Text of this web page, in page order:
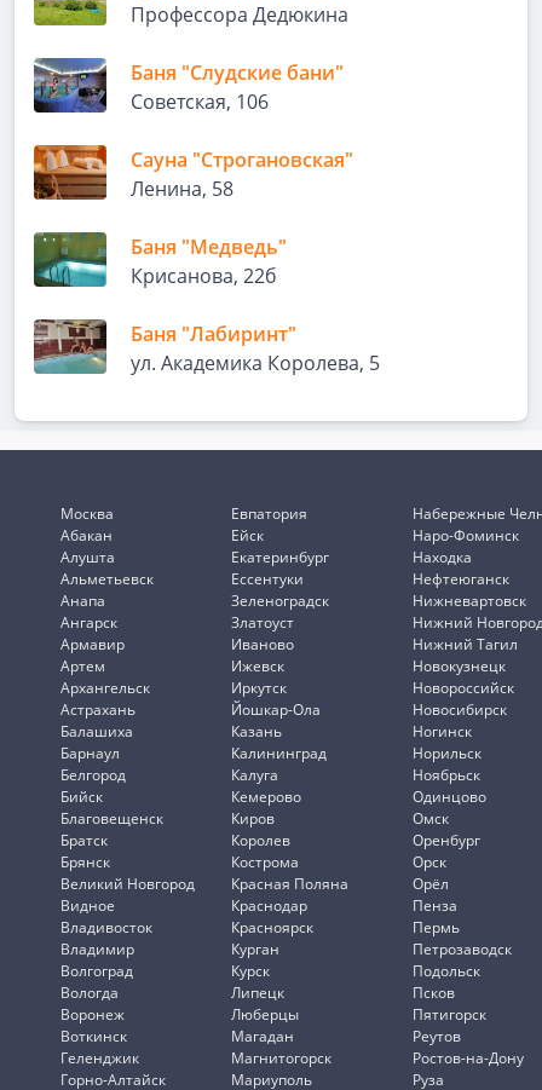
Профессора Дедюкина
Баня "Слудские бани"
Советская, 106
Сауна "Строгановская"
Ленина, 58
Баня "Медведь"
Крисанова, 22б
Баня "Лабиринт"
ул. Академика Королева, 5
Москва
Абакан
Алушта
Альметьевск
Анапа
Ангарск
Армавир
Артем
Архангельск
Астрахань
Балашиха
Барнаул
Белгород
Бийск
Благовещенск
Братск
Брянск
Великий Новгород
Видное
Владивосток
Владимир
Волгоград
Вологда
Воронеж
Воткинск
Геленджик
Горно-Алтайск
Евпатория
Ейск
Екатеринбург
Ессентуки
Зеленоградск
Златоуст
Иваново
Ижевск
Иркутск
Йошкар-Ола
Казань
Калининград
Калуга
Кемерово
Киров
Королев
Кострома
Красная Поляна
Краснодар
Красноярск
Курган
Курск
Липецк
Люберцы
Магадан
Магнитогорск
Мариуполь
Набережные
Наро-Фоминск
Находка
Нефтеюганск
Нижневартовск
Нижний
Нижний Тагил
Новокузнецк
Новороссийск
Новосибирск
Ногинск
Норильск
Ноябрьск
Одинцово
Омск
Оренбург
Орск
Орёл
Пенза
Пермь
Петрозаводск
Подольск
Псков
Пятигорск
Реутов
Ростов-на-Дону
Руза